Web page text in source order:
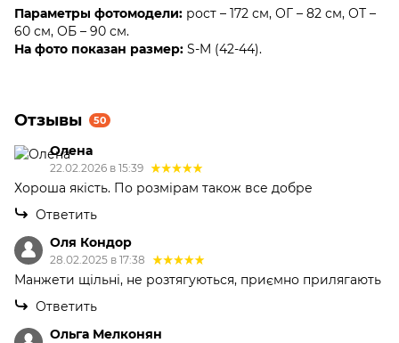
Параметры фотомодели: рост – 172 см, ОГ – 82 см, ОТ –
60 см, ОБ – 90 см.
На фото показан размер: S-M (42-44).
Отзывы 50
Олена
22.02.2026 в 15:39
Хороша якість. По розмірам також все добре
Ответить
Оля Кондор
28.02.2025 в 17:38
Манжети щільні, не розтягуються, приємно прилягають
Ответить
Ольга Мелконян